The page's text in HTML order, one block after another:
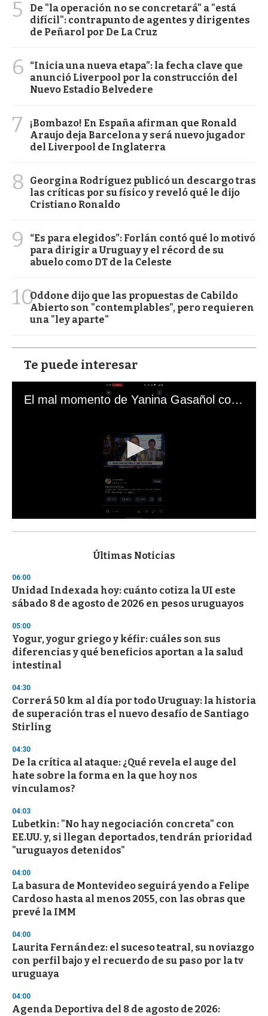
5
De "la operación no se concretará" a "está
difícil": contrapunto de agentes y dirigentes
de Peñarol por De La Cruz
6
“Inicia una nueva etapa”: la fecha clave que
anunció Liverpool por la construcción del
Nuevo Estadio Belvedere
7
¡Bombazo! En España afirman que Ronald
Araujo deja Barcelona y será nuevo jugador
del Liverpool de Inglaterra
8
Georgina Rodríguez publicó un descargo tras
las críticas por su físico y reveló qué le dijo
Cristiano Ronaldo
9
“Es para elegidos”: Forlán contó qué lo motivó
para dirigir a Uruguay y el récord de su
abuelo como DT de la Celeste
10Oddone dijo que las propuestas de Cabildo
Abierto son "contemplables", pero requieren
una "ley aparte"
Te puede interesar
El mal momento de Yanina Gasañol con un hincha argentino en "Subrayado"
s
d
s
o
f
3
s
e
c
o
d
s
Últimas Noticias
06:00
Unidad Indexada hoy: cuánto cotiza la UI este
sábado 8 de agosto de 2026 en pesos uruguayos
05:00
Yogur, yogur griego y kéfir: cuáles son sus
diferencias y qué beneficios aportan a la salud
intestinal
04:30
Correrá 50 km al día por todo Uruguay: la historia
de superación tras el nuevo desafío de Santiago
Stirling
04:30
De la crítica al ataque: ¿Qué revela el auge del
hate sobre la forma en la que hoy nos
vinculamos?
04:03
Lubetkin: "No hay negociación concreta" con
EE.UU. y, si llegan deportados, tendrán prioridad
"uruguayos detenidos"
04:00
La basura de Montevideo seguirá yendo a Felipe
Cardoso hasta al menos 2055, con las obras que
prevé la IMM
04:00
Laurita Fernández: el suceso teatral, su noviazgo
con perfil bajo y el recuerdo de su paso por la tv
uruguaya
04:00
Agenda Deportiva del 8 de agosto de 2026: